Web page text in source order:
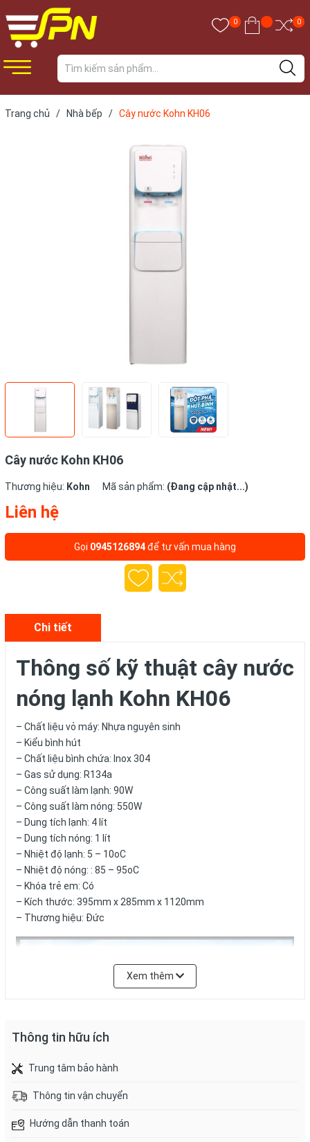
0 0
Trang chủ / Nhà bếp / Cây nước Kohn KH06
Cây nước Kohn KH06
Thương hiệu: Kohn Mã sản phẩm: (Đang cập nhật...)
Liên hệ
Gọi 0945126894để tư vấn mua hàng
Chi tiết
Thông số kỹ thuật cây nước
nóng lạnh Kohn KH06
– Chất liệu vỏ máy: Nhựa nguyên sinh
– Kiểu bình hút
– Chất liệu bình chứa: Inox 304
– Gas sử dụng: R134a
– Công suất làm lạnh: 90W
– Công suất làm nóng: 550W
– Dung tích lạnh: 4 lít
– Dung tích nóng: 1 lít
– Nhiệt độ lạnh: 5 – 10oC
– Nhiệt độ nóng: : 85 – 95oC
– Khóa trẻ em: Có
– Kích thước: 395mm x 285mm x 1120mm
– Thương hiệu: Đức
Xem thêm
Thông tin hữu ích
Trung tâm bảo hành
Thông tin vận chuyển
Hướng dẫn thanh toán